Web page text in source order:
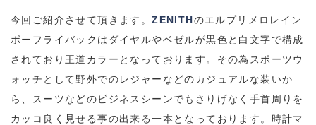
今回ご紹介させて頂きます。ZENITHのエルプリメロレイン
ボーフライバックはダイヤルやベゼルが黒色と白文字で構成
されており王道カラーとなっております。その為スポーツウ
ォッチとして野外でのレジャーなどのカジュアルな装いか
ら、スーツなどのビジネスシーンでもさりげなく手首周りを
カッコ良く見せる事の出来る一本となっております。時計マ